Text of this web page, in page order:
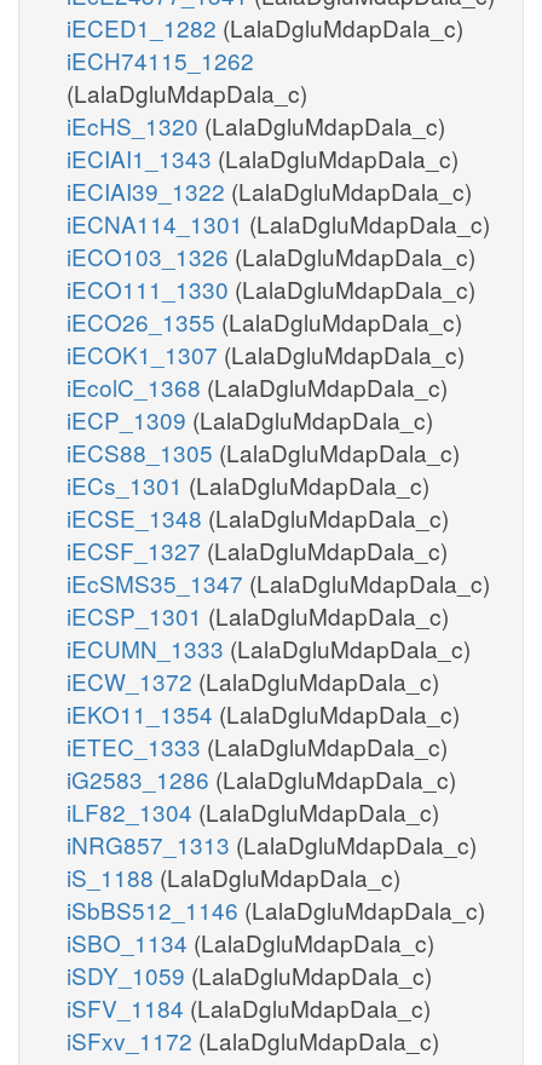
iECED1_1282 (LalaDgluMdapDala_c)
iECH74115_1262
(LalaDgluMdapDala_c)
iEcHS_1320 (LalaDgluMdapDala_c)
iECIAI1_1343 (LalaDgluMdapDala_c)
iECIAI39_1322 (LalaDgluMdapDala_c)
iECNA114_1301 (LalaDgluMdapDala_c)
iECO103_1326 (LalaDgluMdapDala_c)
iECO111_1330 (LalaDgluMdapDala_c)
iECO26_1355 (LalaDgluMdapDala_c)
iECOK1_1307 (LalaDgluMdapDala_c)
iEcolC_1368 (LalaDgluMdapDala_c)
iECP_1309 (LalaDgluMdapDala_c)
iECS88_1305 (LalaDgluMdapDala_c)
iECs_1301 (LalaDgluMdapDala_c)
iECSE_1348 (LalaDgluMdapDala_c)
iECSF_1327 (LalaDgluMdapDala_c)
iEcSMS35_1347 (LalaDgluMdapDala_c)
iECSP_1301 (LalaDgluMdapDala_c)
iECUMN_1333 (LalaDgluMdapDala_c)
iECW_1372 (LalaDgluMdapDala_c)
iEKO11_1354 (LalaDgluMdapDala_c)
iETEC_1333 (LalaDgluMdapDala_c)
iG2583_1286 (LalaDgluMdapDala_c)
iLF82_1304 (LalaDgluMdapDala_c)
iNRG857_1313 (LalaDgluMdapDala_c)
iS_1188 (LalaDgluMdapDala_c)
iSbBS512_1146 (LalaDgluMdapDala_c)
iSBO_1134 (LalaDgluMdapDala_c)
iSDY_1059 (LalaDgluMdapDala_c)
iSFV_1184 (LalaDgluMdapDala_c)
iSFxv_1172 (LalaDgluMdapDala_c)